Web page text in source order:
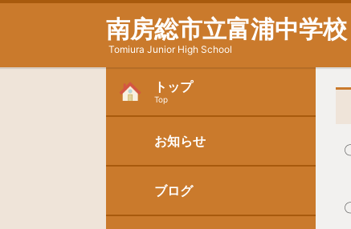
南房総市立富浦中学校
Tomiura Junior High School
トップ
Top
お知らせ
ブログ